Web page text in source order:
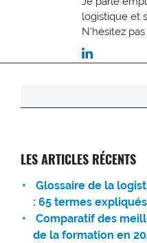
logistique et
N'hésitez
LES ARTICLES RÉCENTS
Glossaire de la
: 65 termes
Comparatif des
de la formation en